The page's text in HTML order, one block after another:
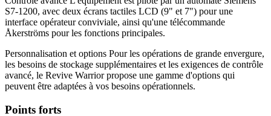
S7-1200, avec deux écrans tactiles LCD (9" et 7") pour une
interface opérateur conviviale, ainsi qu'une télécommande
Åkerströms pour les fonctions principales.
Personnalisation et options Pour les opérations de grande envergure,
les besoins de stockage supplémentaires et les exigences de contrôle
avancé, le Revive Warrior propose une gamme d'options qui
peuvent être adaptées à vos besoins opérationnels.
Points forts